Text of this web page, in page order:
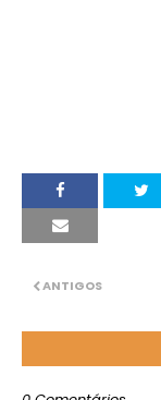
ANTIGOS